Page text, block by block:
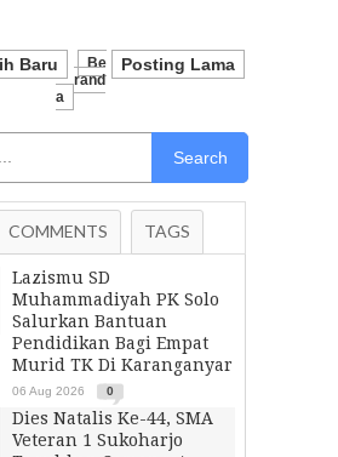
Baru Posting Lama
Be
Rand
A
Search
COMMENTS TAGS
Lazismu SD
Muhammadiyah PK Solo
Salurkan Bantuan
Pendidikan Bagi Empat
Murid TK Di Karanganyar
06 Aug 2026 0
Dies Natalis Ke-44, SMA
Veteran 1 Sukoharjo